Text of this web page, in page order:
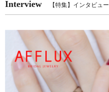
Interview 【特集】インタビュー